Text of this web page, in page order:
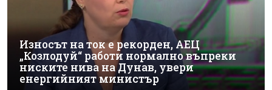
Износът на ток е рекорден, АЕЦ
„Козлодуй“ работи нормално въпреки
ниските нива на Дунав, увери
енергийният министър